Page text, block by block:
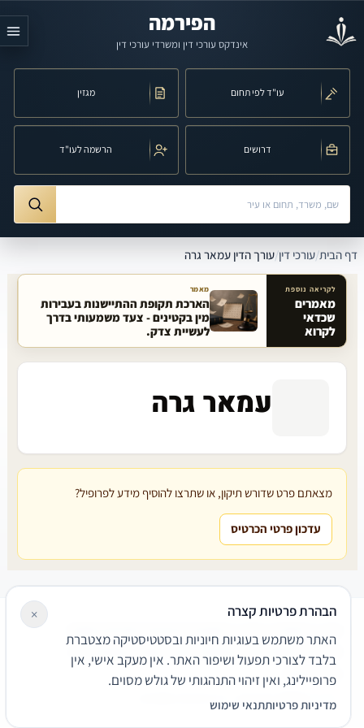
הפירמה
אינדקס עורכי דין ומשרדי עורכי דין
עו"ד לפי תחום מגזין
דרושים הרשמה לעו"ד
חיפוש לפי שם, משרד, תחום משפט או עיר
דף הבית/עורכי דין/עורך הדין עמאר גרה
מאמרים קשורים באתר
לקריאה נוספת
מאמרים
שכדאי
לקרוא
מאמר
הארכת תקופת ההתיישנות בעבירות
מין בקטינים - צעד משמעותי בדרך
לעשיית צדק.
עמאר גרה
מצאתם פרט שדורש תיקון, או שתרצו להוסיף מידע לפרופיל?
עדכון פרטי הכרטיס
שירותים משפטיים
דרושים צור קשר נגישותפרטיות
תנאי שימוש
© 2026 הפירמה. כל הזכויות שמורות.
הבהרת פרטיות קצרה
האתר משתמש בעוגיות חיוניות ובסטטיסטיקה מצטברת
בלבד לצורכי תפעול ושיפור האתר. אין מעקב אישי, אין
פרופיילינג, ואין זיהוי התנהגותי של גולש מסוים.
מדיניות פרטיותתנאי שימוש
×